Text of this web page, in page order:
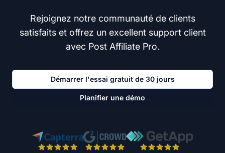
Rejoignez notre communauté de clients
satisfaits et offrez un excellent support client
avec Post Affiliate Pro.
Démarrer l'essai gratuit de 30 jours
Planifier une démo